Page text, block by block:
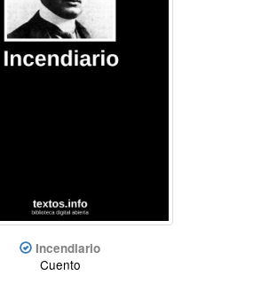
Incendiario
Cuento